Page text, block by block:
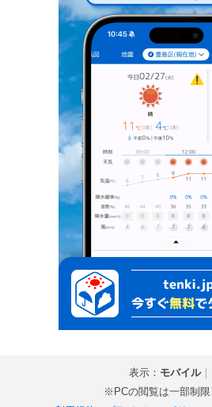
表示： モバイル｜
※PCの閲覧は一部制限